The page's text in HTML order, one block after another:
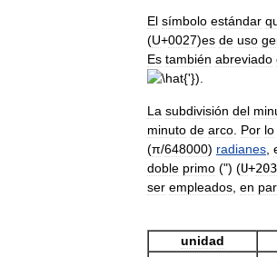
El símbolo estándar
(U+0027)es de uso
Es también abreviado
).
La subdivisión del
minuto de arco Por lo
(π/648000) radianes
doble primo (") (U+
ser empleados en
unidad